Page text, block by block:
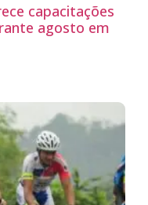
capacitações
agosto em